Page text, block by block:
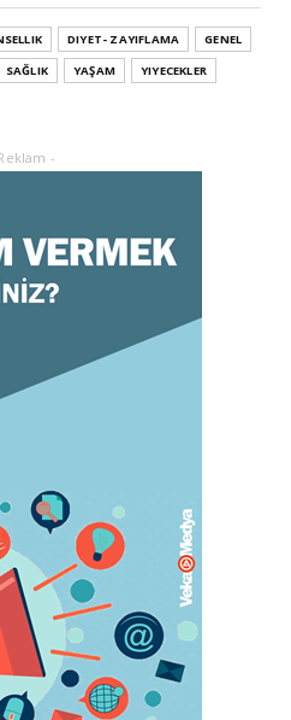
radyofrekans
02, 2025
Hakkında Bilgi
mutlu çocuk!
31, 2023
daha çabuk hamile
kalıyor
05, 2023
DIYET- ZAYIFLAMA
GENEL
SAĞLIK YAŞAM YIYECEKLER
-